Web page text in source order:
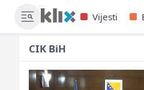
Vijesti
CIK BiH